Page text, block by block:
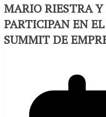
MARIO RIESTRA
PARTICIPAN EN
SUMMIT DE